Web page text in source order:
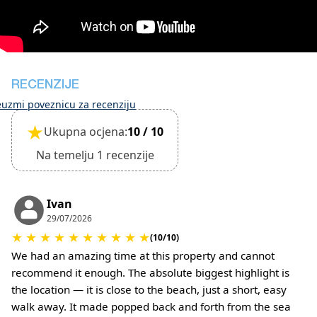
potrebno ga je potvrditi prilikom rezervacije.
(Potrebno je dodatno naplatiti čišćenje i polog za
RECENZIJE
poveznicu za recenziju
★Ukupna ocjena:10 / 10
Na temelju 1 recenzije
Ivan
29/07/2026
★ ★ ★ ★ ★ ★ ★ ★ ★ ★(10/10)
We had an amazing time at this property and cannot
recommend it enough. The absolute biggest highlight is
the location — it is close to the beach, just a short, easy
walk away. It made popped back and forth from the sea